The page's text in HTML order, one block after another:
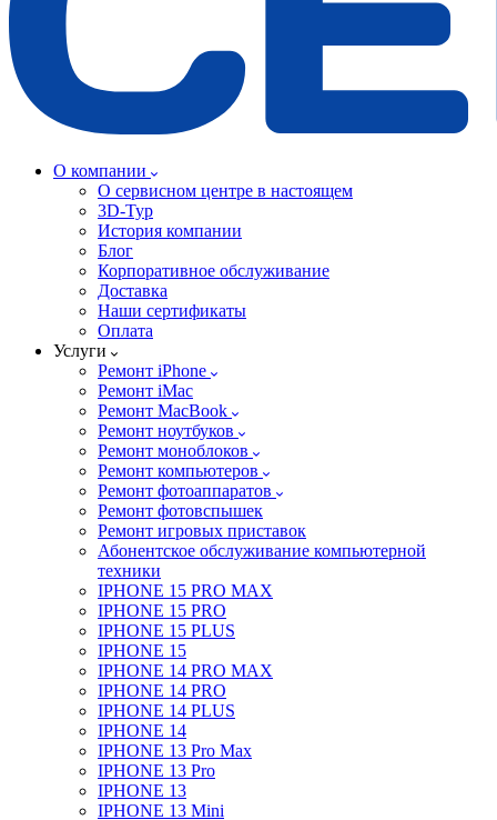
О компании
О сервисном центре в настоящем
3D-Тур
История компании
Блог
Корпоративное обслуживание
Доставка
Наши сертификаты
Оплата
Услуги
Ремонт iPhone
Ремонт iMac
Ремонт MacBook
Ремонт ноутбуков
Ремонт моноблоков
Ремонт компьютеров
Ремонт фотоаппаратов
Ремонт фотовспышек
Ремонт игровых приставок
Абонентское обслуживание компьютерной
техники
IPHONE 15 PRO MAX
IPHONE 15 PRO
IPHONE 15 PLUS
IPHONE 15
IPHONE 14 PRO MAX
IPHONE 14 PRO
IPHONE 14 PLUS
IPHONE 14
IPHONE 13 Pro Max
IPHONE 13 Pro
IPHONE 13
IPHONE 13 Mini